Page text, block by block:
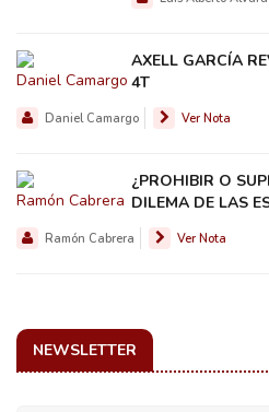
AXELL GARCÍA
4T
Daniel Camargo Ver Nota
¿PROHIBIR O
DILEMA DE LAS
Ramón Cabrera Ver Nota
NEWSLETTER